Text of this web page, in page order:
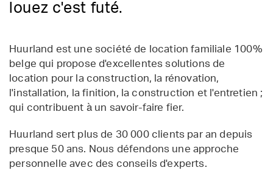
louez c'est futé.
Huurland est une société de location familiale 100%
belge qui propose d'excellentes solutions de
location pour la construction, la rénovation,
l'installation, la finition, la construction et l'entretien ;
qui contribuent à un savoir-faire fier.
Huurland sert plus de 30 000 clients par an depuis
presque 50 ans. Nous défendons une approche
personnelle avec des conseils d'experts.